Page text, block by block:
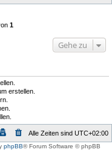
1
Gehe zu
erstellen.
Alle Zeiten sind UTC+02:00
phpBB® Forum Software © phpBB